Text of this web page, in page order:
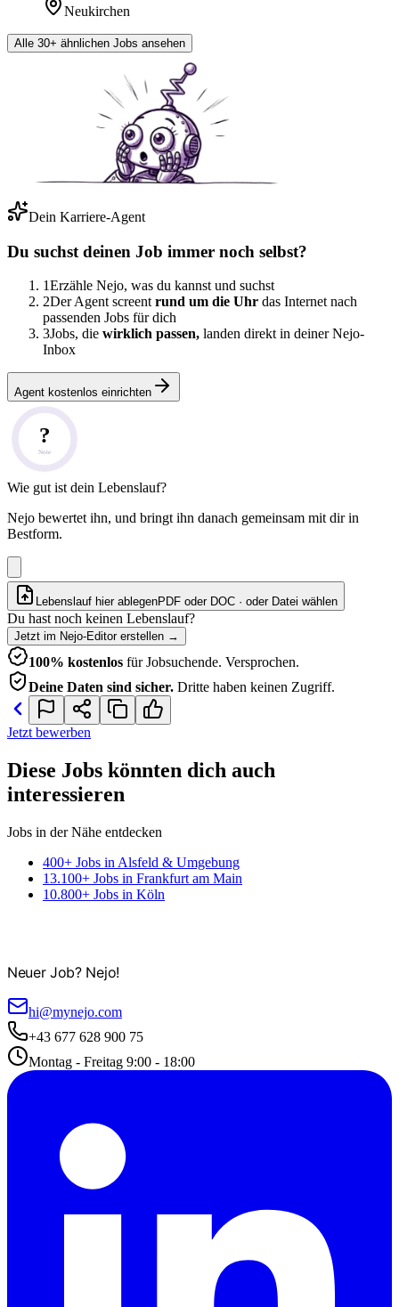
Neukirchen
Alle 30+ ähnlichen Jobs ansehen
Dein Karriere-Agent
Du suchst deinen Job immer noch selbst?
1Erzähle Nejo, was du kannst und suchst
2Der Agent screent rund um die Uhr das Internet nach
passenden Jobs für dich
3Jobs, die wirklich passen, landen direkt in deiner Nejo-
Inbox
Agent kostenlos einrichten
?
Note
Wie gut ist dein Lebenslauf?
Nejo bewertet ihn, und bringt ihn danach gemeinsam mit dir in
Bestform.
Lebenslauf hier ablegenPDF oder DOC · oder Datei wählen
Du hast noch keinen Lebenslauf?
Jetzt im Nejo-Editor erstellen →
100% kostenlos für Jobsuchende. Versprochen.
Deine Daten sind sicher. Dritte haben keinen Zugriff.
Jetzt bewerben
Diese Jobs könnten dich auch
interessieren
Jobs in der Nähe entdecken
400+ Jobs in Alsfeld & Umgebung
13.100+ Jobs in Frankfurt am Main
10.800+ Jobs in Köln
Neuer Job? Nejo!
hi@mynejo.com
+43 677 628 900 75
Montag - Freitag 9:00 - 18:00